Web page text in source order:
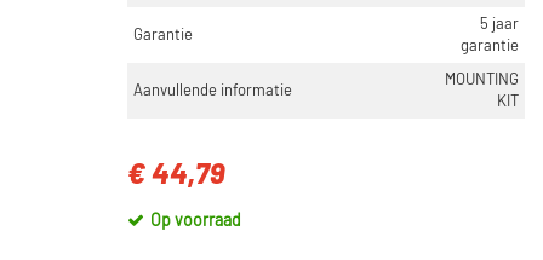
Garantie
5 jaar
garantie
Aanvullende informatie
MOUNTING
KIT
€ 44,79
Op voorraad